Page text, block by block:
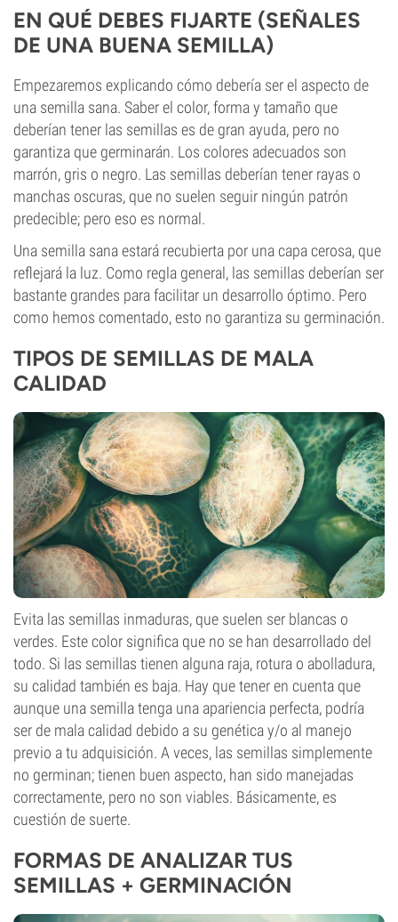
EN QUÉ DEBES FIJARTE (SEÑALES
DE UNA BUENA SEMILLA)
Empezaremos explicando cómo debería ser el aspecto de
una semilla sana. Saber el color, forma y tamaño que
deberían tener las semillas es de gran ayuda, pero no
garantiza que germinarán. Los colores adecuados son
marrón, gris o negro. Las semillas deberían tener rayas o
manchas oscuras, que no suelen seguir ningún patrón
predecible; pero eso es normal.
Una semilla sana estará recubierta por una capa cerosa, que
reflejará la luz. Como regla general, las semillas deberían ser
bastante grandes para facilitar un desarrollo óptimo. Pero
como hemos comentado, esto no garantiza su germinación.
TIPOS DE SEMILLAS DE MALA
CALIDAD
Evita las semillas inmaduras, que suelen ser blancas o
verdes. Este color significa que no se han desarrollado del
todo. Si las semillas tienen alguna raja, rotura o abolladura,
su calidad también es baja. Hay que tener en cuenta que
aunque una semilla tenga una apariencia perfecta, podría
ser de mala calidad debido a su genética y/o al manejo
previo a tu adquisición. A veces, las semillas simplemente
no germinan; tienen buen aspecto, han sido manejadas
correctamente, pero no son viables. Básicamente, es
cuestión de suerte.
FORMAS DE ANALIZAR TUS
SEMILLAS + GERMINACIÓN